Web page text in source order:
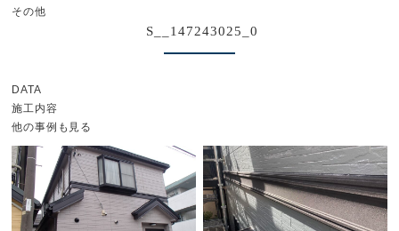
その他
S__147243025_0
DATA
施工内容
他の事例も見る